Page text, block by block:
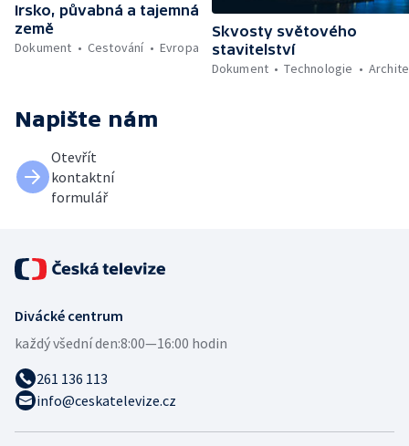
Irsko, půvabná a tajemná
země
Dokument
Cestování Evropa
Skvosty světového
stavitelství
Dokument
Technologie
Napište nám
Otevřít
kontaktní
formulář
Divácké centrum
každý všední den:8:00—16:00 hodin
261 136 113
info@ceskatelevize.cz